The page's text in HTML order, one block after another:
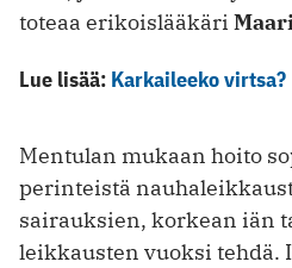
toteaa erikoislääkäri
Lue lisää: Karkaileeko virtsa?
Mentulan mukaan hoito
perinteistä
sairauksien, korkean iän
leikkausten vuoksi tehdä.